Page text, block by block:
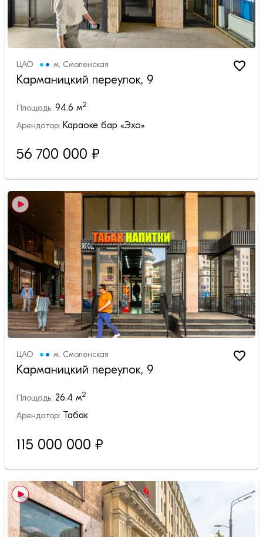
ЦАО м. Смоленская
Карманицкий переулок, 9
Площадь: 94.6 м2
Арендатор: Караоке бар «Эхо»
56 700 000 ₽
ЦАО м. Смоленская
Карманицкий переулок, 9
Площадь: 26.4 м2
Арендатор: Табак
115 000 000 ₽